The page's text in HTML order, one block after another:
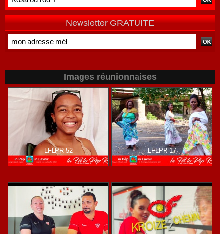
Newsletter GRATUITE
Images réunionnaises
LFLPR-52 LFLPR-17